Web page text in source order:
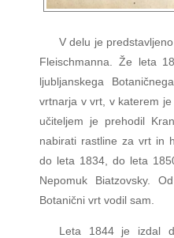
V delu je
Fleischmanna. Že leta
ljubljanskega
vrtnarja v vrt, v katerem
učiteljem je prehodil
nabirati rastline za vrt in
do leta 1834, do leta
Nepomuk Biatzovsky.
Botanični vrt vodil sam.
Leta 1844 je izdal